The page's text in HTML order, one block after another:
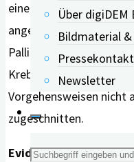
Über digiDEM
Bildmaterial
Pressekontakt
Newsletter
Suche
eine wichtige Stütze
angemessene
Palliativversorgung
Krebspatienten
Vorgehensweisen nicht
zugeschnitten.
Evidenzbasierte